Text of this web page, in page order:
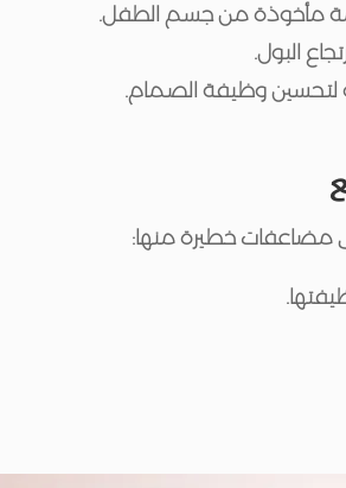
مأخوذة من جسم الطفل.
البول.
لتحسين وظيفة الصمام.
مضاعفات خطيرة منها: